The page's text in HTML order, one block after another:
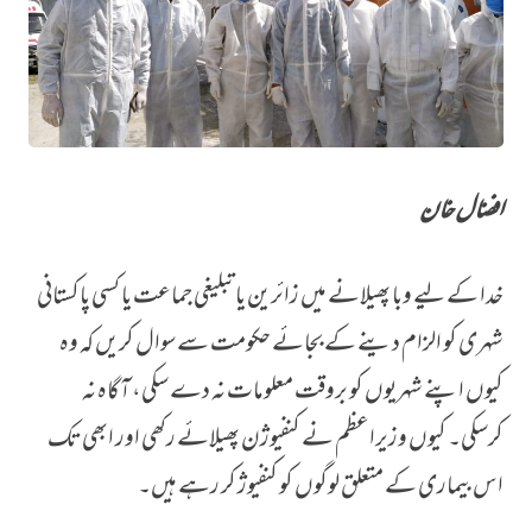
پاکستان میں وبا پھیلانے کا قصوروار کون؟
افضال خان
خدا کے لیے وبا پھیلانے میں زائرین یا تبلیغی جماعت یا کسی پاکستانی
شہری کو الزام دینے کے بجائے حکومت سے سوال کریں کہ وہ
کیوں اپنے شہریوں کو بروقت معلومات نہ دے سکی، آگاہ نہ
کرسکی۔ کیوں وزیراعظم نے کنفیوژن پھیلائے رکھی اور ابھی تک
اس بیماری کے متعلق لوگوں کو کنفیوژ کر رہے ہیں۔